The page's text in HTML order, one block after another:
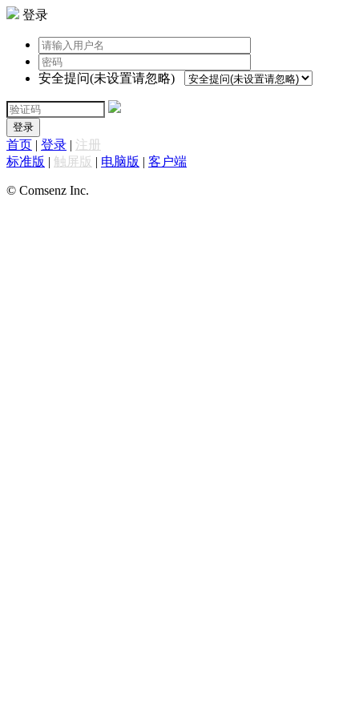
登录
安全提问(未设置请忽略)
登录
首页 | 登录 | 注册
标准版 | 触屏版 | 电脑版 | 客户端
© Comsenz Inc.